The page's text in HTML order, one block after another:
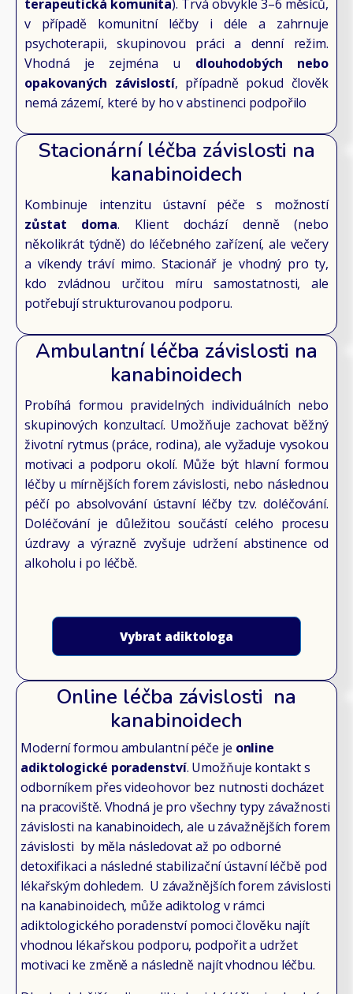
terapeutická komunita). Trvá obvykle 3–6 měsíců,
v případě komunitní léčby i déle a zahrnuje
psychoterapii, skupinovou práci a denní režim.
Vhodná je zejména u dlouhodobých nebo
opakovaných závislostí, případně pokud člověk
nemá zázemí, které by ho v abstinenci podpořilo
Stacionární léčba závislosti na
kanabinoidech
Kombinuje intenzitu ústavní péče s možností
zůstat doma. Klient dochází denně (nebo
několikrát týdně) do léčebného zařízení, ale večery
a víkendy tráví mimo. Stacionář je vhodný pro ty,
kdo zvládnou určitou míru samostatnosti, ale
potřebují strukturovanou podporu.
Ambulantní léčba závislosti na
kanabinoidech
Probíhá formou pravidelných individuálních nebo
skupinových konzultací. Umožňuje zachovat běžný
životní rytmus (práce, rodina), ale vyžaduje vysokou
motivaci a podporu okolí. Může být hlavní formou
léčby u mírnějších forem závislosti, nebo následnou
péčí po absolvování ústavní léčby tzv. doléčování.
Doléčování je důležitou součástí celého procesu
úzdravy a výrazně zvyšuje udržení abstinence od
alkoholu i po léčbě.
Vybrat adiktologa
Online léčba závislosti na
kanabinoidech
Moderní formou ambulantní péče je online
adiktologické poradenství. Umožňuje kontakt s
odborníkem přes videohovor bez nutnosti docházet
na pracoviště. Vhodná je pro všechny typy závažnosti
závislosti na kanabinoidech, ale u závažnějších forem
závislosti by měla následovat až po odborné
detoxifikaci a následné stabilizační ústavní léčbě pod
lékařským dohledem. U závažnějších forem závislosti
na kanabinoidech, může adiktolog v rámci
adiktologického poradenství pomoci člověku najít
vhodnou lékařskou podporu, podpořit a udržet
motivaci ke změně a následně najít vhodnou léčbu.